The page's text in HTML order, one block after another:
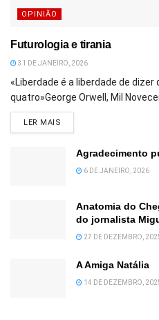
OPINIÃO
Futurologia e tirania
31 DE JANEIRO, 2026
«Liberdade é a liberdade de dizer
quatro»George Orwell, Mil
LER MAIS
Agradecimento
6 DE JANEIRO, 2026
Anatomia do
do jornalista
27 DE DEZEMBRO,
A Amiga Natália
14 DE DEZEMBRO,